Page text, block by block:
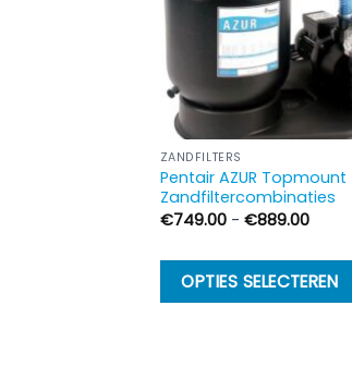
ZANDFILTERS
Pentair AZUR Topmount
Zandfiltercombinaties
€749.00 - €889.00
OPTIES SELECTEREN